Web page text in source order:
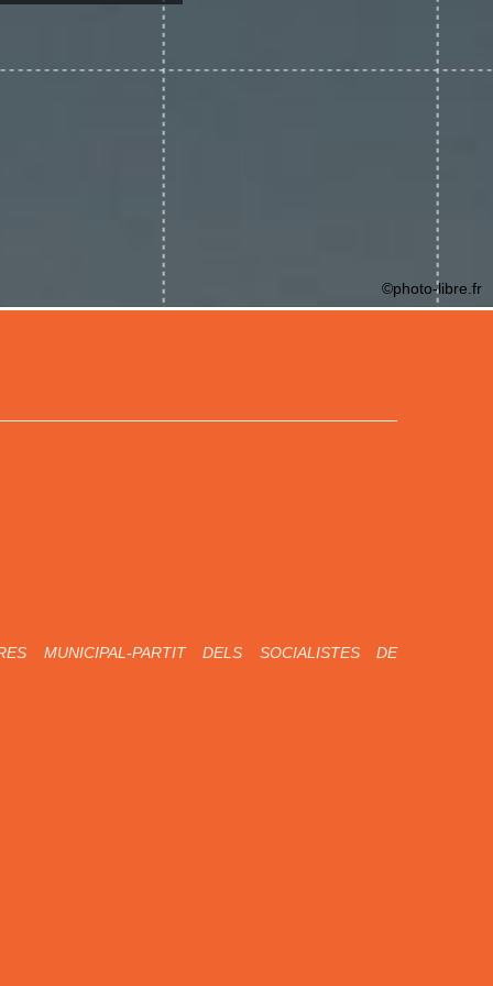
MUNICIPAL-PARTIT DELS SOCIALISTES DE
©photo-libre.fr